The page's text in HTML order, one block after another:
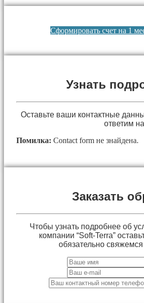
Сформировать счет на 1
Узнать
Оставьте ваши контактные
ответим
Помилка: Contact form не знайдена.
Заказать
Чтобы узнать подробнее об
компании “Soft-Terra”
обязательно